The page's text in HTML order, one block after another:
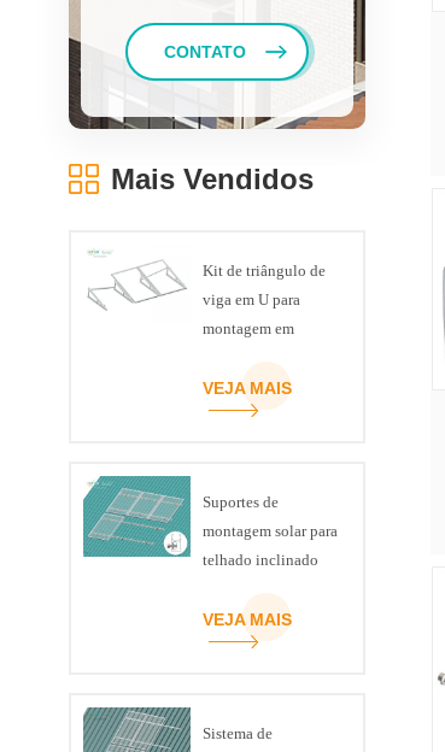
CONTATO
Mais Vendidos
Kit de triângulo de
viga em U para
montagem em
suporte fotovoltaico
para painel solar
VEJA MAIS
Suportes de
montagem solar para
telhado inclinado
VEJA MAIS
Sistema de